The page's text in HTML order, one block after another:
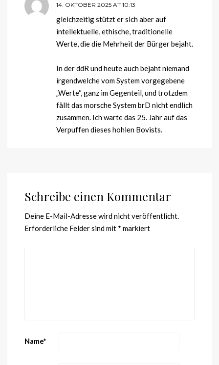
14. OKTOBER 2025 AT 10:13
gleichzeitig stützt er sich aber auf
intellektuelle, ethische, traditionelle
Werte, die die Mehrheit der Bürger bejaht.
In der ddR und heute auch bejaht niemand
irgendwelche vom System vorgegebene
„Werte“, ganz im Gegenteil, und trotzdem
fällt das morsche System brD nicht endlich
zusammen. Ich warte das 25. Jahr auf das
Verpuffen dieses hohlen Bovists.
Schreibe einen Kommentar
Deine E-Mail-Adresse wird nicht veröffentlicht.
Erforderliche Felder sind mit * markiert
Name*